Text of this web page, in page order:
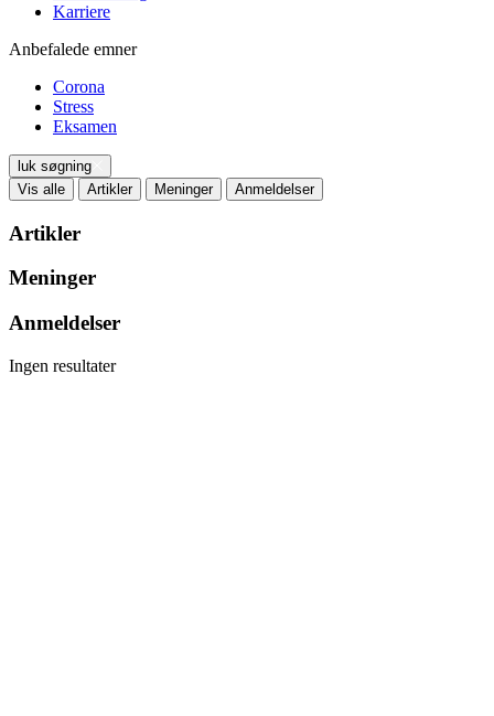
Karriere
Anbefalede emner
Corona
Stress
Eksamen
luk søgning
Vis alle
Artikler Meninger Anmeldelser
Artikler
Meninger
Anmeldelser
Ingen resultater